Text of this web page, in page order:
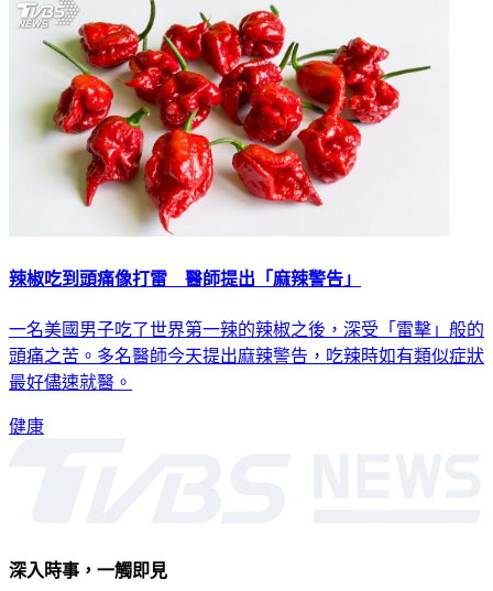
辣椒吃到頭痛像打雷 醫師提出「麻辣警告」
一名美國男子吃了世界第一辣的辣椒之後，深受「雷擊」般的
頭痛之苦。多名醫師今天提出麻辣警告，吃辣時如有類似症狀
最好儘速就醫。
健康
深入時事，一觸即見